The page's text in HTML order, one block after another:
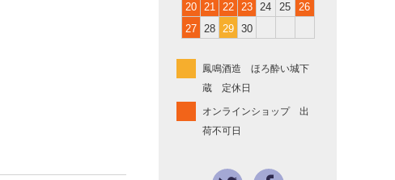
20
21 22 23 24 25
26
27
28 29 30
鳳鳴酒造 ほろ酔い城下
蔵 定休日
オンラインショップ 出
荷不可日